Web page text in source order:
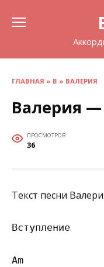
ГЛАВНАЯ » В » ВАЛЕРИЯ
Валерия
ПРОСМОТРОВ
36
Текст песни
Вступление
Am